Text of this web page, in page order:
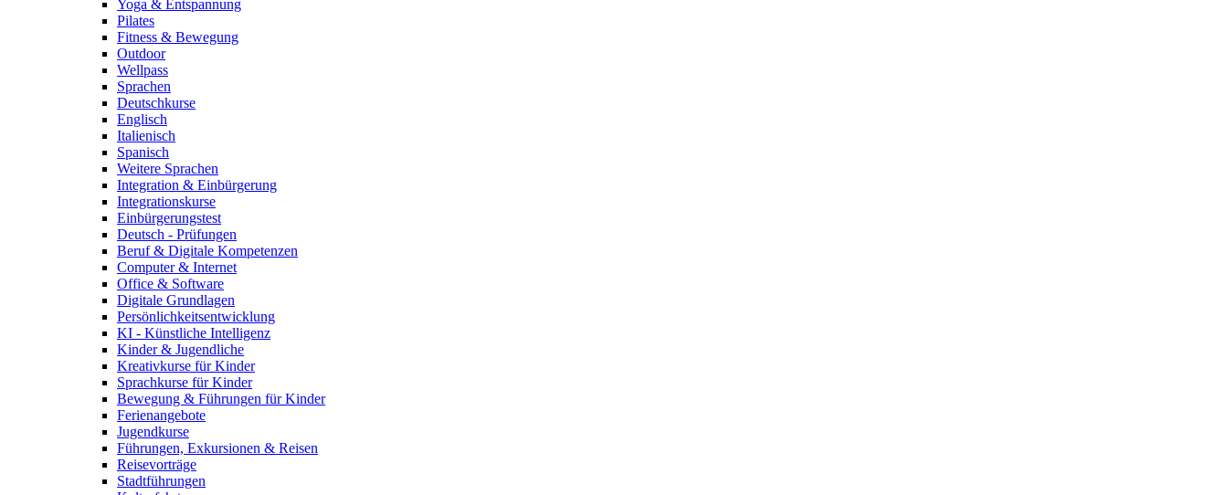
Yoga & Entspannung
Pilates
Fitness & Bewegung
Outdoor
Wellpass
Sprachen
Deutschkurse
Englisch
Italienisch
Spanisch
Weitere Sprachen
Integration & Einbürgerung
Integrationskurse
Einbürgerungstest
Deutsch - Prüfungen
Beruf & Digitale Kompetenzen
Computer & Internet
Office & Software
Digitale Grundlagen
Persönlichkeitsentwicklung
KI - Künstliche Intelligenz
Kinder & Jugendliche
Kreativkurse für Kinder
Sprachkurse für Kinder
Bewegung & Führungen für Kinder
Ferienangebote
Jugendkurse
Führungen, Exkursionen & Reisen
Reisevorträge
Stadtführungen